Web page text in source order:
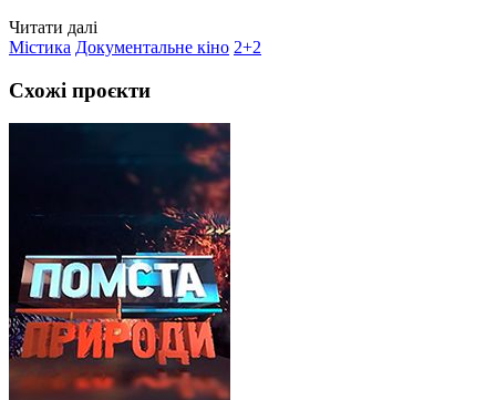
Читати далі
Містика Документальне кіно 2+2
Схожі проєкти